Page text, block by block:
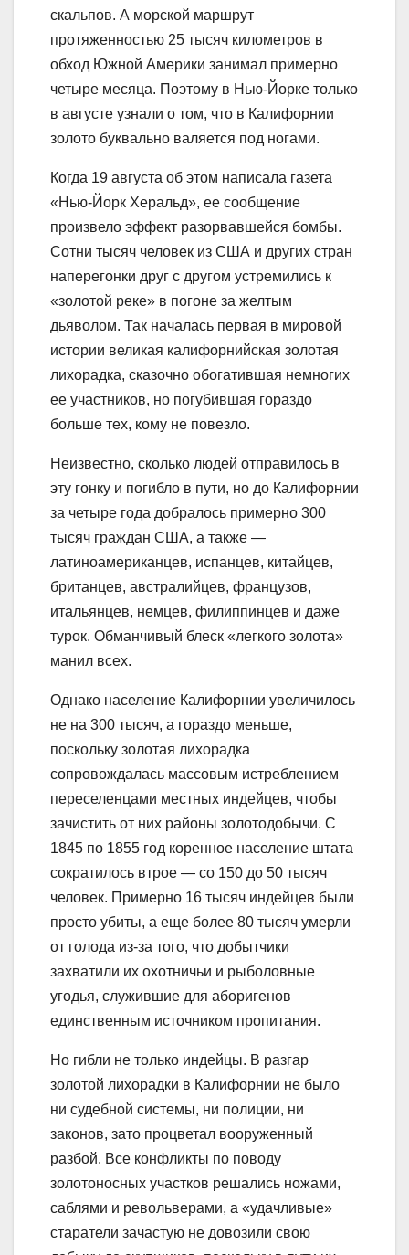
скальпов. А морской маршрут
протяженностью 25 тысяч километров в
обход Южной Америки занимал примерно
четыре месяца. Поэтому в Нью-Йорке только
в августе узнали о том, что в Калифорнии
золото буквально валяется под ногами.
Когда 19 августа об этом написала газета
«Нью-Йорк Херальд», ее сообщение
произвело эффект разорвавшейся бомбы.
Сотни тысяч человек из США и других стран
наперегонки друг с другом устремились к
«золотой реке» в погоне за желтым
дьяволом. Так началась первая в мировой
истории великая калифорнийская золотая
лихорадка, сказочно обогатившая немногих
ее участников, но погубившая гораздо
больше тех, кому не повезло.
Неизвестно, сколько людей отправилось в
эту гонку и погибло в пути, но до Калифорнии
за четыре года добралось примерно 300
тысяч граждан США, а также —
латиноамериканцев, испанцев, китайцев,
британцев, австралийцев, французов,
итальянцев, немцев, филиппинцев и даже
турок. Обманчивый блеск «легкого золота»
манил всех.
Однако население Калифорнии увеличилось
не на 300 тысяч, а гораздо меньше,
поскольку золотая лихорадка
сопровождалась массовым истреблением
переселенцами местных индейцев, чтобы
зачистить от них районы золотодобычи. С
1845 по 1855 год коренное население штата
сократилось втрое — со 150 до 50 тысяч
человек. Примерно 16 тысяч индейцев были
просто убиты, а еще более 80 тысяч умерли
от голода из-за того, что добытчики
захватили их охотничьи и рыболовные
угодья, служившие для аборигенов
единственным источником пропитания.
Но гибли не только индейцы. В разгар
золотой лихорадки в Калифорнии не было
ни судебной системы, ни полиции, ни
законов, зато процветал вооруженный
разбой. Все конфликты по поводу
золотоносных участков решались ножами,
саблями и револьверами, а «удачливые»
старатели зачастую не довозили свою